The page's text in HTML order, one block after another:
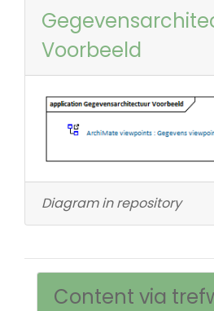
Voorbeeld
Diagram in repository
Content via